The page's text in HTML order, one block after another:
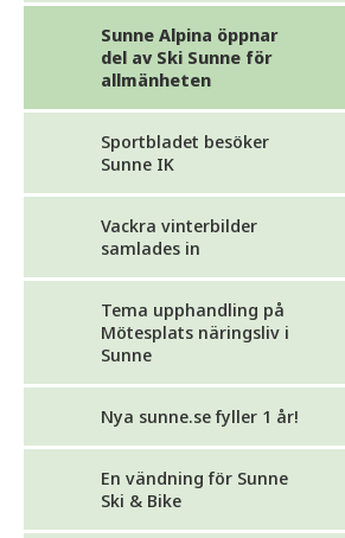
Sunne Alpina öppnar
del av Ski Sunne för
allmänheten
Sportbladet besöker
Sunne IK
Vackra vinterbilder
samlades in
Tema upphandling på
Mötesplats näringsliv i
Sunne
Nya sunne.se fyller 1 år!
En vändning för Sunne
Ski & Bike